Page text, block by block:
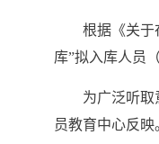
根据《关于
库”拟入库人员
为广泛听取
员教育中心反映